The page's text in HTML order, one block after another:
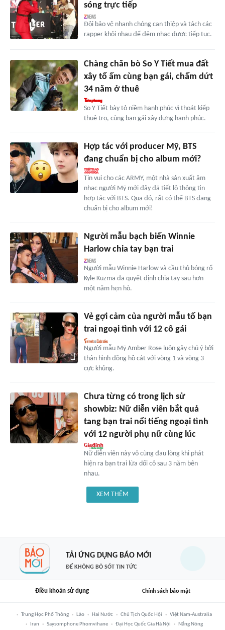
sóng trực tiếp
Đội bảo vệ nhanh chóng can thiệp và tách các
rapper khỏi nhau để đêm nhạc được tiếp tục.
Chàng chăn bò So Y Tiết mua đất
xây tổ ấm cùng bạn gái, chấm dứt
34 năm ở thuê
So Y Tiết bày tỏ niềm hạnh phúc vì thoát kiếp
thuê trọ, cùng bạn gái xây dựng hạnh phúc.
Hợp tác với producer Mỹ, BTS
đang chuẩn bị cho album mới?
Tin vui cho các ARMY, một nhà sản xuất âm
nhạc người Mỹ mới đây đã tiết lộ thông tin
hợp tác với BTS. Qua đó, rất có thể BTS đang
chuẩn bị cho album mới!
Người mẫu bạch biến Winnie
Harlow chia tay bạn trai
Người mẫu Winnie Harlow và cầu thủ bóng rổ
Kyle Kuzma đã quyết định chia tay sau hơn
một năm hẹn hò.
Vẻ gợi cảm của người mẫu tố bạn
trai ngoại tình với 12 cô gái
Người mẫu Mỹ Amber Rose luôn gây chú ý bởi
thân hình đồng hồ cát với vòng 1 và vòng 3
cực khủng.
Chưa từng có trong lịch sử
showbiz: Nữ diễn viên bắt quả
tang bạn trai nổi tiếng ngoại tình
với 12 người phụ nữ cùng lúc
Nữ diễn viên này vô cùng đau lòng khi phát
hiện ra bạn trai lừa dối cô sau 3 năm bên
nhau.
XEM THÊM
TẢI ỨNG DỤNG BÁO MỚI
ĐỂ KHÔNG BỎ SÓT TIN TỨC
Điều khoản sử dụng Chính sách bảo mật
Trung Học Phổ Thông Lào Hai Nước Chủ Tịch Quốc Hội
Việt Nam-Australia
Iran
Saysomphone Phomvihane Đại Học Quốc Gia Hà Nội Nắng Nóng